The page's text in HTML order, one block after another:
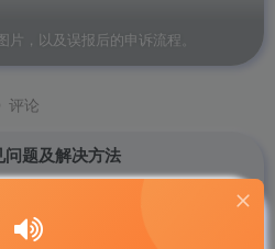
片，以及误报后的申诉流程。
评论
问题及解决方法
墨羽尘兮